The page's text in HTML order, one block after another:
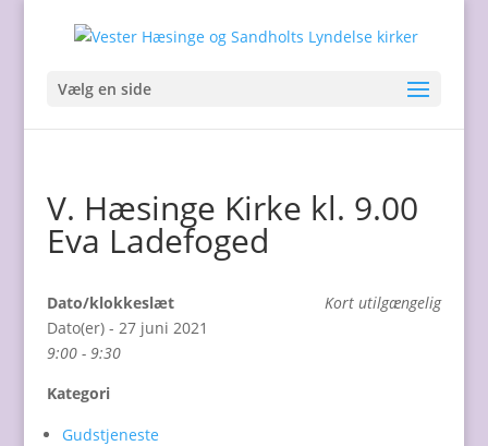
Vælg en side
V. Hæsinge Kirke kl. 9.00
Eva Ladefoged
Kort utilgængelig
Dato/klokkeslæt
Dato(er) - 27 juni 2021
9:00 - 9:30
Kategori
Gudstjeneste